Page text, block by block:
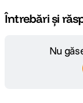
Întrebări și
Nu